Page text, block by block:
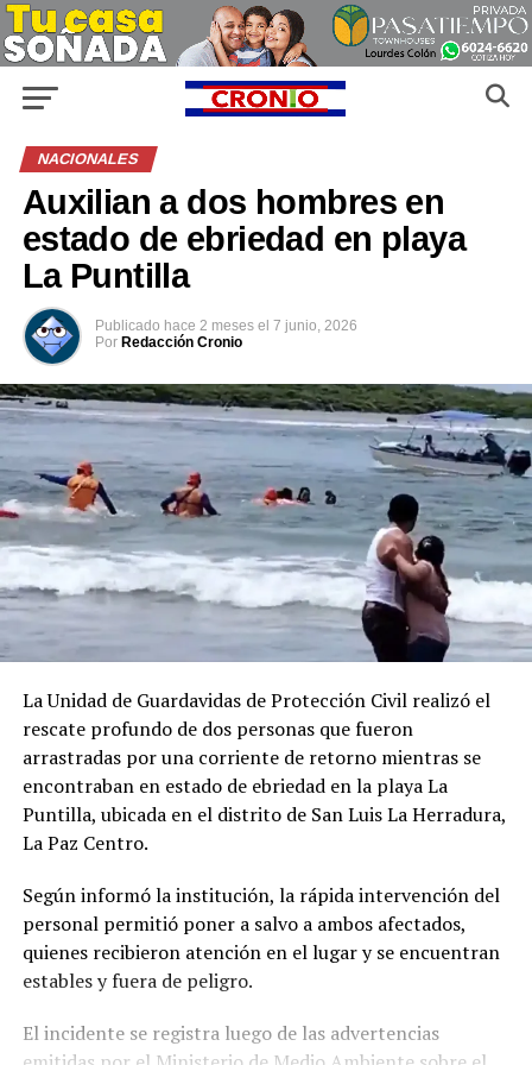
NACIONALES
Auxilian a dos hombres en
estado de ebriedad en playa
La Puntilla
Publicado hace 2 meses el 7 junio, 2026
Por Redacción Cronio
La Unidad de Guardavidas de Protección Civil realizó el
rescate profundo de dos personas que fueron
arrastradas por una corriente de retorno mientras se
encontraban en estado de ebriedad en la playa La
Puntilla, ubicada en el distrito de San Luis La Herradura,
La Paz Centro.
Según informó la institución, la rápida intervención del
personal permitió poner a salvo a ambos afectados,
quienes recibieron atención en el lugar y se encuentran
estables y fuera de peligro.
El incidente se registra luego de las advertencias